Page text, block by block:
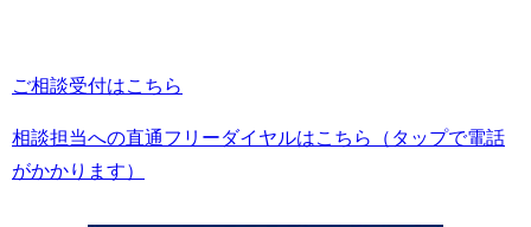
ご相談受付はこちら
相談担当への直通フリーダイヤルはこちら（タップで電話
がかかります）